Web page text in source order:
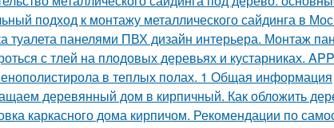
подход к монтажу металлического сайдинга в
туалета панелями ПВХ дизайн интерьера. Монтаж
с тлей на плодовых деревьях и кустарниках.
в теплых полах. 1 Общая информация
деревянный дом в кирпичный. Как обложить
каркасного дома кирпичом. Рекомендации по